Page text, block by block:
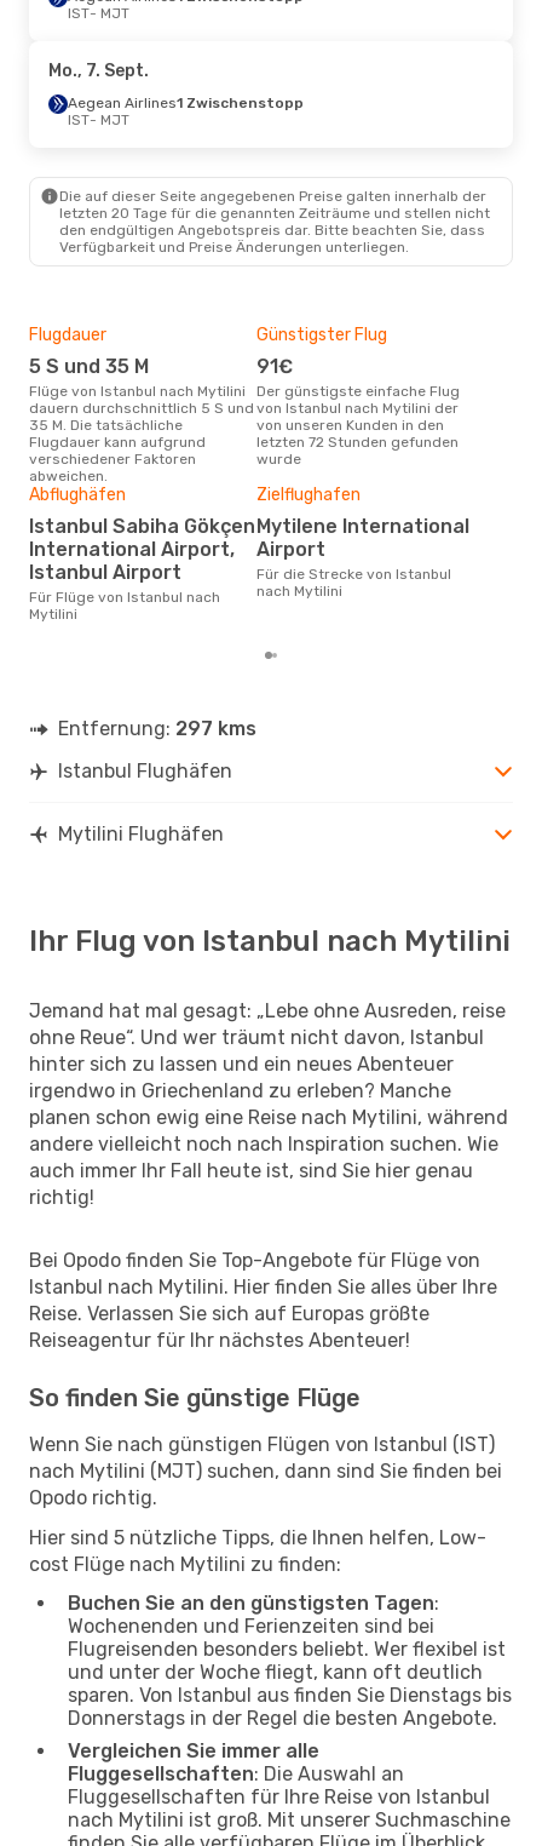
Aegean Airlines
Do., 20. Aug.- So., 23. Aug.
Sky Express1 Zwischenstopp
MJT- IST
IST- MJT
Mo., 7. Sept.
Aegean Airlines1 Zwischenstopp
IST- MJT
Die auf dieser Seite angegebenen Preise galten innerhalb der
letzten 20 Tage für die genannten Zeiträume und stellen nicht
den endgültigen Angebotspreis dar. Bitte beachten Sie, dass
Verfügbarkeit und Preise Änderungen unterliegen.
Flugdauer
5 S und 35 M
Flüge von Istanbul nach Mytilini
dauern durchschnittlich 5 S und
35 M. Die tatsächliche
Flugdauer kann aufgrund
verschiedener Faktoren
abweichen.
Günstigster Flug
91€
Der günstigste einfache Flug
von Istanbul nach Mytilini der
von unseren Kunden in den
letzten 72 Stunden gefunden
wurde
Abflughäfen
Istanbul Sabiha Gökçen
International Airport,
Istanbul Airport
Für Flüge von Istanbul nach
Mytilini
Zielflughafen
Mytilene International
Airport
Für die Strecke von Istanbul
nach Mytilini
Entfernung: 297 kms
Istanbul Flughäfen
Mytilini Flughäfen
Ihr Flug von Istanbul nach Mytilini
Jemand hat mal gesagt: „Lebe ohne Ausreden, reise
ohne Reue“. Und wer träumt nicht davon, Istanbul
hinter sich zu lassen und ein neues Abenteuer
irgendwo in Griechenland zu erleben? Manche
planen schon ewig eine Reise nach Mytilini, während
andere vielleicht noch nach Inspiration suchen. Wie
auch immer Ihr Fall heute ist, sind Sie hier genau
richtig!
Bei Opodo finden Sie Top-Angebote für Flüge von
Istanbul nach Mytilini. Hier finden Sie alles über Ihre
Reise. Verlassen Sie sich auf Europas größte
Reiseagentur für Ihr nächstes Abenteuer!
So finden Sie günstige Flüge
Wenn Sie nach günstigen Flügen von Istanbul (IST)
nach Mytilini (MJT) suchen, dann sind Sie finden bei
Opodo richtig.
Hier sind 5 nützliche Tipps, die Ihnen helfen, Low-
cost Flüge nach Mytilini zu finden:
Buchen Sie an den günstigsten Tagen:
Wochenenden und Ferienzeiten sind bei
Flugreisenden besonders beliebt. Wer flexibel ist
und unter der Woche fliegt, kann oft deutlich
sparen. Von Istanbul aus finden Sie Dienstags bis
Donnerstags in der Regel die besten Angebote.
Vergleichen Sie immer alle
Fluggesellschaften: Die Auswahl an
Fluggesellschaften für Ihre Reise von Istanbul
nach Mytilini ist groß. Mit unserer Suchmaschine